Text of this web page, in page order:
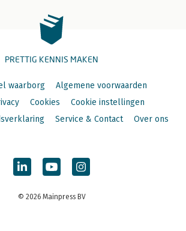
PRETTIG KENNIS MAKEN
waarborg
Algemene voorwaarden
Cookies
Cookie instellingen
Service & Contact Over ons
© 2026 Mainpress BV